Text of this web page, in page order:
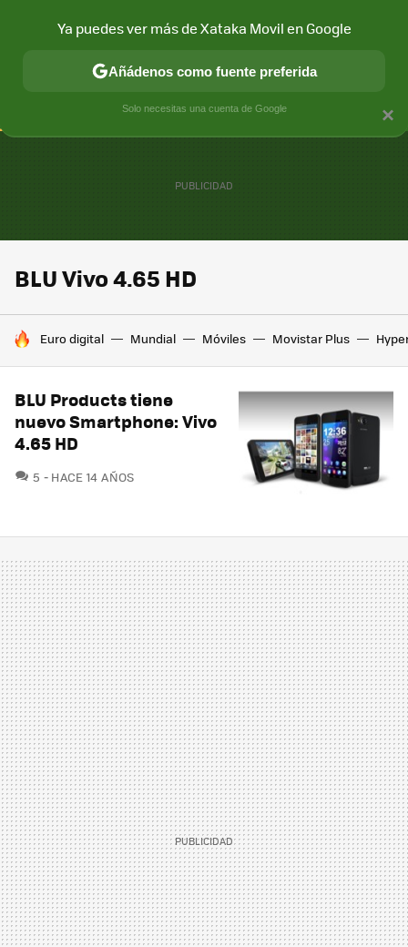
CONECTIVIDAD MÓVIL Y SOCIEDAD APLICACIONES
BLU Vivo 4.65 HD
HOY SE HABLA DE
Euro digital Mundial Móviles Movistar Plus
BLU Products tiene
nuevo Smartphone: Vivo
4.65 HD
5 COMENTARIOS
HACE 14 AÑOS
×
Ya puedes ver más de Xataka Movil en Google
Añádenos como fuente preferida
Solo necesitas una cuenta de Google